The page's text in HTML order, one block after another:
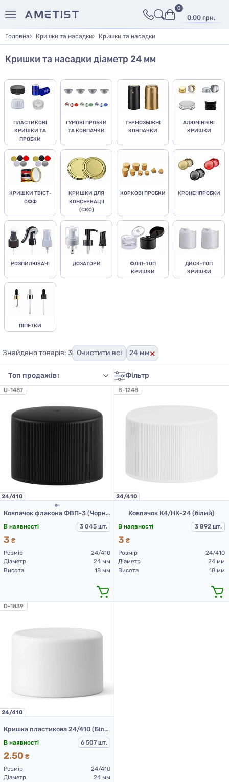
0.00 грн.
0
Головна Кришки та насадки Кришки та насадки
Кришки та насадки діаметр 24 мм
ПЛАСТИКОВІ
КРИШКИ ТА
ПРОБКИ
ГУМОВІ ПРОБКИ
ТА КОВПАЧКИ
ТЕРМОЗБІЖНІ
КОВПАЧКИ
АЛЮМІНІЄВІ
КРИШКИ
КРИШКИ ТВІСТ-
ОФФ
КРИШКИ ДЛЯ
КОНСЕРВАЦІЇ
(СКО)
КОРКОВІ ПРОБКИ КРОНЕНПРОБКИ
РОЗПИЛЮВАЧІ ДОЗАТОРИ
ФЛІП-ТОП
КРИШКИ
ДИСК-ТОП
КРИШКИ
ПІПЕТКИ
Знайдено товарів: 3 Очистити всі 24 мм×
Фільтр
U-1487
24/410
Ковпачок флакона ФВП-3 (Чорний)
В наявності 3 045 шт.
3 ₴
Розмір
24/410
Діаметр
24 мм
Висота
18 мм
B-1248
24/410
Ковпачок К4/НК-24 (білий)
В наявності 3 892 шт.
3 ₴
Розмір
24/410
Діаметр
24 мм
Висота
18 мм
D-1839
24/410
Кришка пластикова 24/410 (Білий)
В наявності 6 507 шт.
2.50 ₴
Розмір
24/410
Діаметр
24 мм